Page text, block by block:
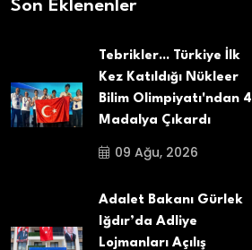
Son Eklenenler
Tebrikler... Türkiye İlk
Kez Katıldığı Nükleer
Bilim Olimpiyatı'ndan 4
Madalya Çıkardı
09 Ağu, 2026
Adalet Bakanı Gürlek
Iğdır’da Adliye
Lojmanları Açılış